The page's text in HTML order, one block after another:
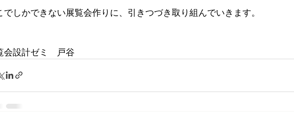
でしかできない展覧会作りに、引きつづき取り組んでいきます。
会設計ゼミ　戸谷